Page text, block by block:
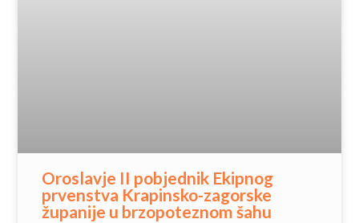
Oroslavje II pobjednik Ekipnog
prvenstva Krapinsko-zagorske
županije u brzopoteznom šahu